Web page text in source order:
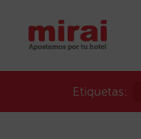
Etiquetas: